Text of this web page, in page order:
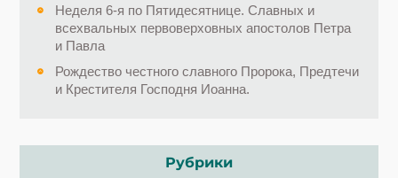
Неделя 6-я по Пятидесятнице. Славных и
всехвальных первоверховных апостолов Петра
и Павла
Рождество честного славного Пророка, Предтечи
и Крестителя Господня Иоанна.
Рубрики